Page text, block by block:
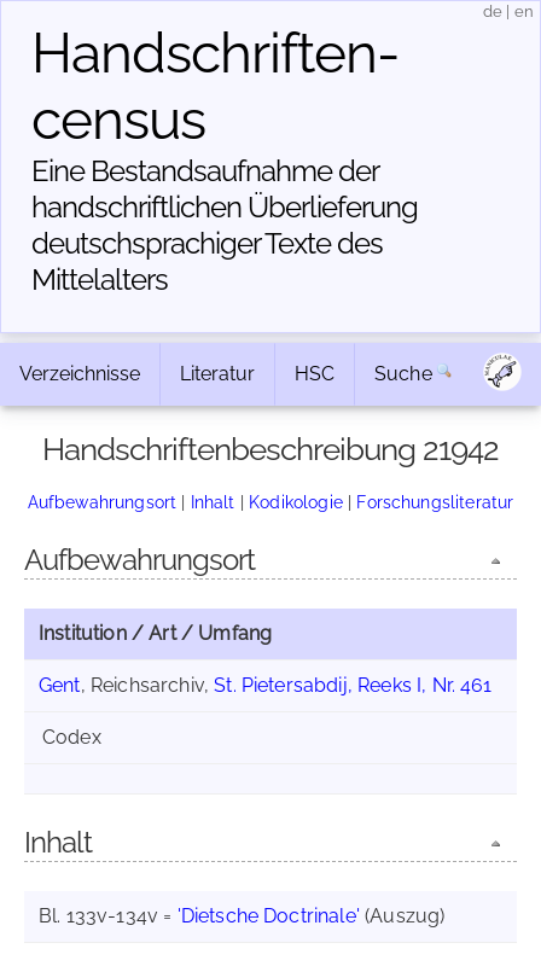
Handschriften­
census
Eine Bestandsaufnahme der
handschriftlichen Über­lieferung
deutschsprachiger Texte des
Mittelalters
de en
Verzeichnisse Literatur HSC Suche
Handschriftenbeschreibung 21942
Aufbewahrungsort | Inhalt | Kodikologie| Forschungsliteratur
Aufbewahrungsort
Institution / Art / Umfang
Gent, Reichsarchiv,St. Pietersabdij, Reeks I, Nr. 461
Codex
Inhalt
Bl. 133v-134v = 'Dietsche Doctrinale' (Auszug)